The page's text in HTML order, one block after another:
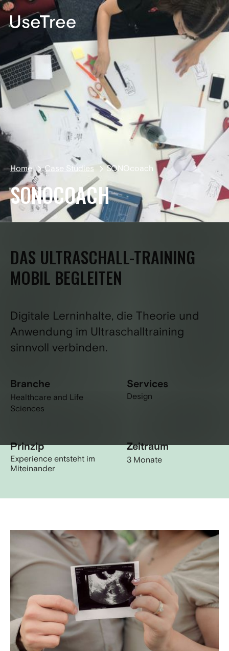
EN
Home Case Studies SONOcoach
SONOCOACH
DAS ULTRASCHALL-TRAINING
MOBIL BEGLEITEN
Digitale Lerninhalte, die Theorie und
Anwendung im Ultraschalltraining
sinnvoll verbinden.
Branche
Healthcare and Life
Sciences
Services
Design
Prinzip
Experience entsteht im
Miteinander
Zeitraum
3 Monate